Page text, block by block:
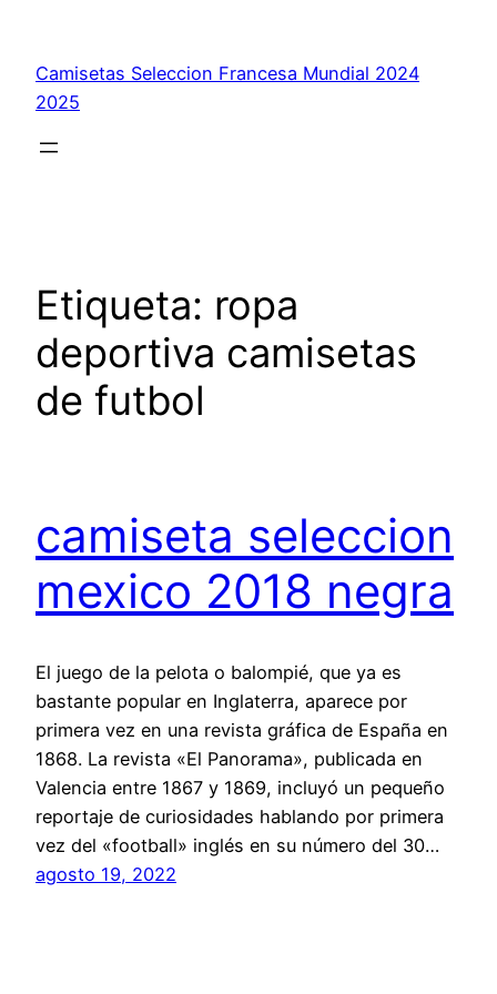
contenido
Camisetas Seleccion Francesa Mundial 2024
2025
Etiqueta: ropa
deportiva camisetas
de futbol
camiseta seleccion
mexico 2018 negra
El juego de la pelota o balompié, que ya es
bastante popular en Inglaterra, aparece por
primera vez en una revista gráfica de España en
1868. La revista «El Panorama», publicada en
Valencia entre 1867 y 1869, incluyó un pequeño
reportaje de curiosidades hablando por primera
vez del «football» inglés en su número del 30…
agosto 19, 2022